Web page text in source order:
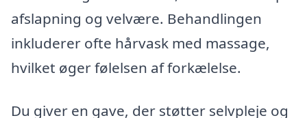
afslapning og velvære. Behandlingen
inkluderer ofte hårvask med massage,
hvilket øger følelsen af forkælelse.
Du giver en gave, der støtter selvpleje og